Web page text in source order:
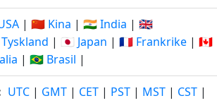
| 🇨🇳 Kina | 🇮🇳 India | 🇬🇧
| 🇯🇵 Japan | 🇫🇷 Frankrike | 🇨🇦
| 🇧🇷 Brasil |
UTC | GMT | CET | PST | MST | CST |